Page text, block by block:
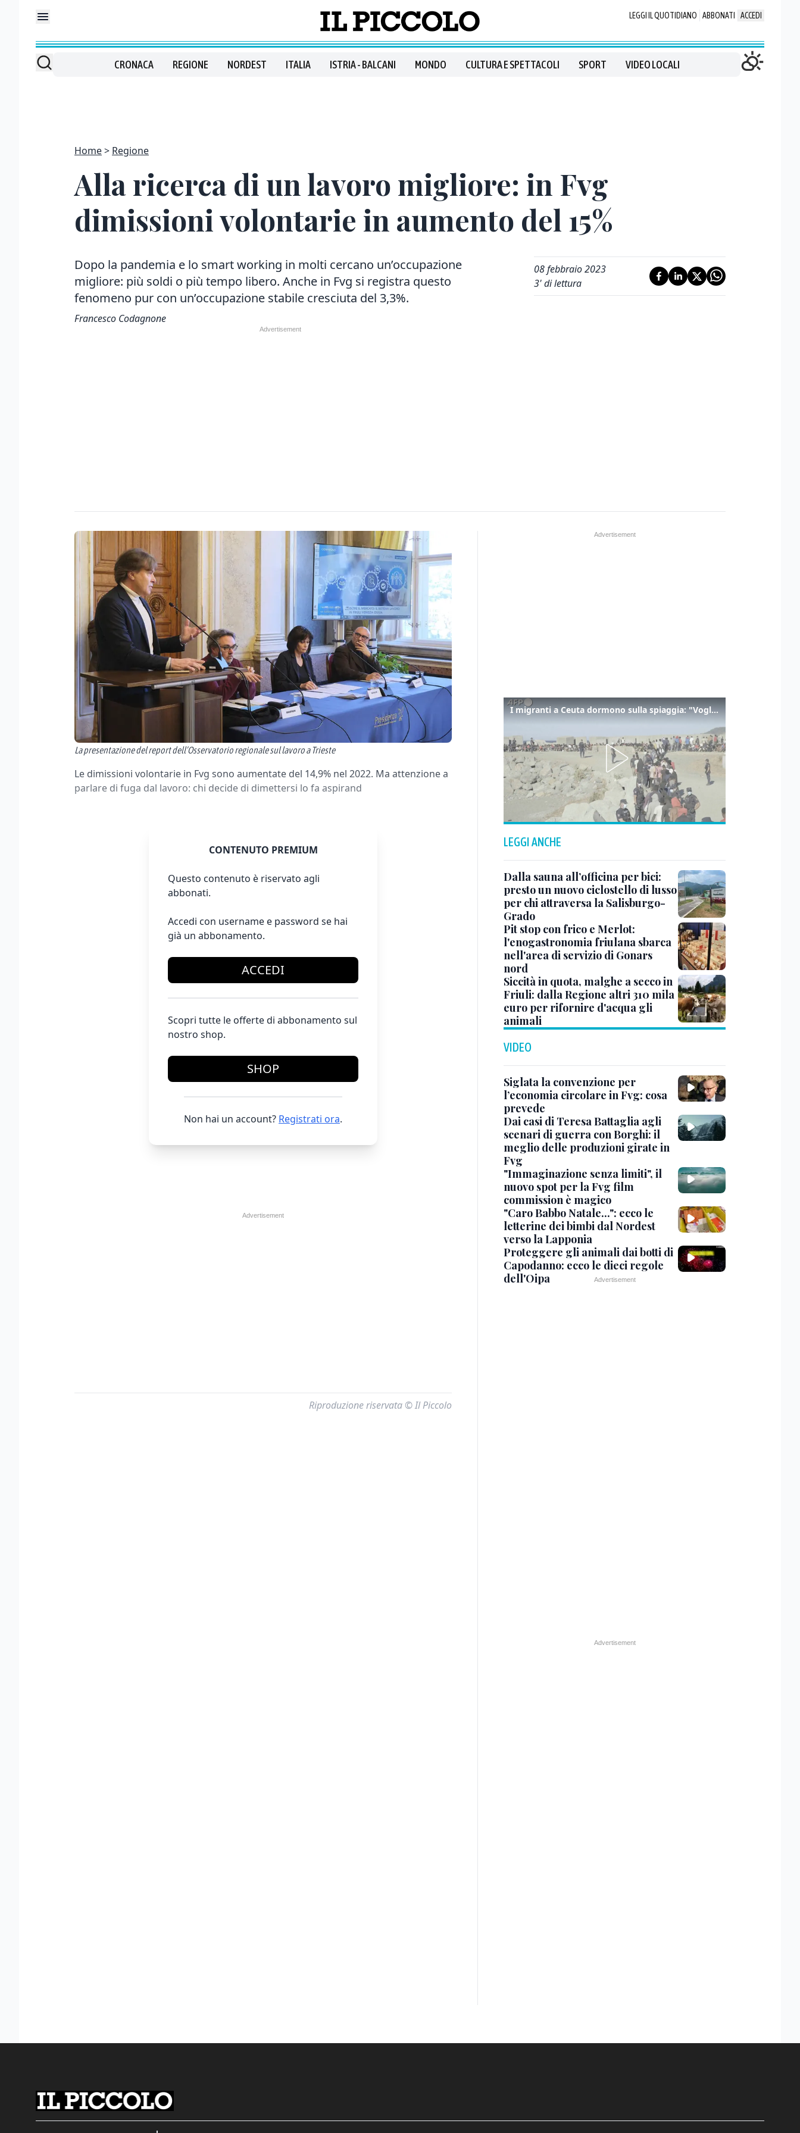
LEGGI IL QUOTIDIANO ABBONATI ACCEDI
CRONACA REGIONE NORDEST ITALIA ISTRIA - BALCANI MONDO CULTURA E SPETTACOLI SPORT VIDEO LOCALI
Home Regione
Alla ricerca di un lavoro migliore: in Fvg
dimissioni volontarie in aumento del 15%
Dopo la pandemia e lo smart working in molti cercano un’occupazione
migliore: più soldi o più tempo libero. Anche in Fvg si registra questo
fenomeno pur con un’occupazione stabile cresciuta del 3,3%.
Francesco Codagnone
08 febbraio 2023
3' di lettura
La presentazione del report dell’Osservatorio regionale sul lavoro a Trieste
Le dimissioni volontarie in Fvg sono aumentate del 14,9% nel 2022. Ma attenzione a
parlare di fuga dal lavoro: chi decide di dimettersi lo fa aspirand
CONTENUTO PREMIUM
Questo contenuto è riservato agli
abbonati.
Accedi con username e password se hai
già un abbonamento.
ACCEDI
Scopri tutte le offerte di abbonamento sul
nostro shop.
SHOP
Non hai un account? Registrati ora.
Riproduzione riservata © Il Piccolo
I migranti a Ceuta dormono sulla spiaggia: "Vogliamo entrare in Europa"
LEGGI ANCHE
Dalla sauna all’officina per bici:
presto un nuovo ciclostello di lusso
per chi attraversa la Salisburgo-
Grado
Pit stop con frico e Merlot:
l'enogastronomia friulana sbarca
nell'area di servizio di Gonars
nord
Siccità in quota, malghe a secco in
Friuli: dalla Regione altri 310 mila
euro per rifornire d'acqua gli
animali
VIDEO
Siglata la convenzione per
l’economia circolare in Fvg: cosa
prevede
Dai casi di Teresa Battaglia agli
scenari di guerra con Borghi: il
meglio delle produzioni girate in
Fvg
"Immaginazione senza limiti", il
nuovo spot per la Fvg film
commission è magico
"Caro Babbo Natale...": ecco le
letterine dei bimbi dal Nordest
verso la Lapponia
Proteggere gli animali dai botti di
Capodanno: ecco le dieci regole
dell'Oipa